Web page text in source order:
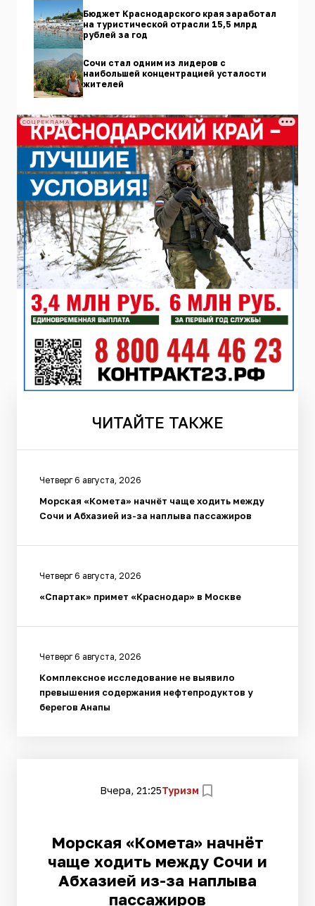
Бюджет Краснодарского края заработал
на туристической отрасли 15,5 млрд
рублей за год
Сочи стал одним из лидеров с
наибольшей концентрацией усталости
жителей
СОЦРЕКЛАМА
ЧИТАЙТЕ ТАКЖЕ
Четверг 6 августа, 2026
Морская «Комета» начнёт чаще ходить между
Сочи и Абхазией из-за наплыва пассажиров
Четверг 6 августа, 2026
«Спартак» примет «Краснодар» в Москве
Четверг 6 августа, 2026
Комплексное исследование не выявило
превышения содержания нефтепродуктов у
берегов Анапы
Вчера, 21:25Туризм
Морская «Комета» начнёт
чаще ходить между Сочи и
Абхазией из-за наплыва
пассажиров